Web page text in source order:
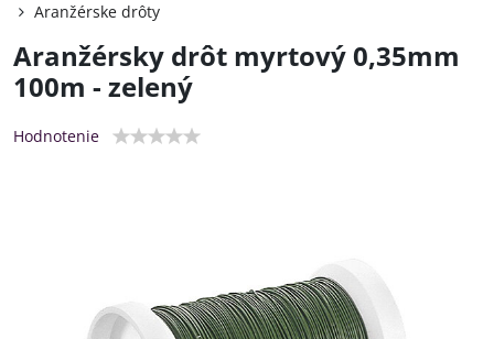
Aranžérske drôty
Aranžérsky drôt myrtový 0,35mm
100m - zelený
Hodnotenie